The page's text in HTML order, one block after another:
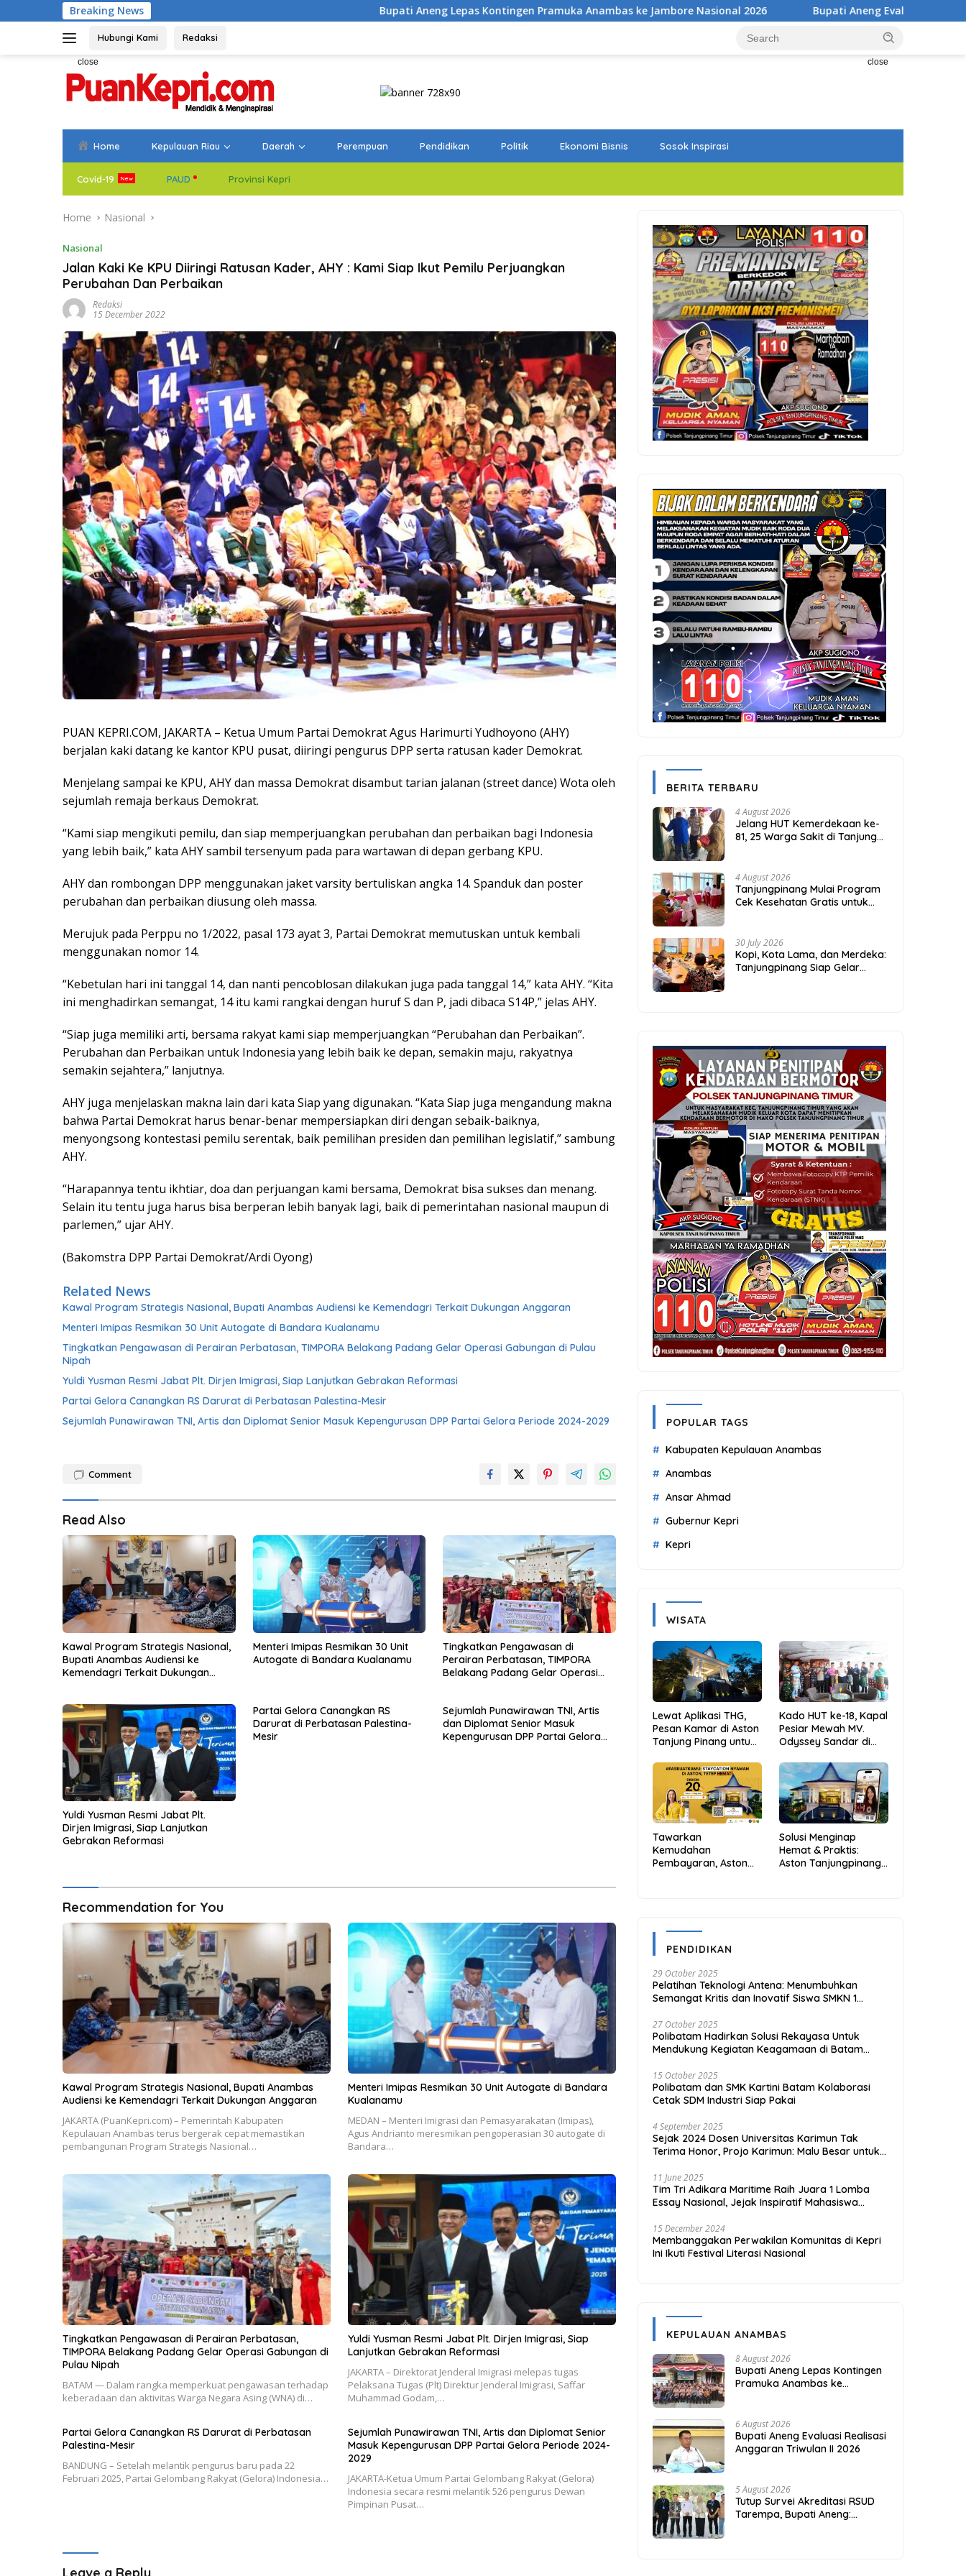
to
Breaking News Bupati Aneng Lepas Kontingen Pramuka Anambas ke Jambore Nasional 2026 Bupati Aneng Evaluasi Realisasi Anggaran Triwulan II
Hubungi Kami Redaksi
close close
Home Kepulauan Riau Daerah Perempuan Pendidikan Politik Ekonomi Bisnis Sosok Inspirasi
Covid-19 PAUD Provinsi Kepri
Home Nasional
Nasional
Jalan Kaki Ke KPU Diiringi Ratusan Kader, AHY : Kami Siap Ikut Pemilu Perjuangkan
Perubahan Dan Perbaikan
Redaksi
15 December 2022
PUAN KEPRI.COM, JAKARTA – Ketua Umum Partai Demokrat Agus Harimurti Yudhoyono (AHY)
berjalan kaki datang ke kantor KPU pusat, diiringi pengurus DPP serta ratusan kader Demokrat.
Menjelang sampai ke KPU, AHY dan massa Demokrat disambut tarian jalanan (street dance) Wota oleh
sejumlah remaja berkaus Demokrat.
“Kami siap mengikuti pemilu, dan siap memperjuangkan perubahan dan perbaikan bagi Indonesia
yang lebih baik,” kata AHY sambil tersenyum pada para wartawan di depan gerbang KPU.
AHY dan rombongan DPP menggunakan jaket varsity bertuliskan angka 14. Spanduk dan poster
perubahan dan perbaikan diusung oleh massa.
Merujuk pada Perppu no 1/2022, pasal 173 ayat 3, Partai Demokrat memutuskan untuk kembali
menggunakan nomor 14.
“Kebetulan hari ini tanggal 14, dan nanti pencoblosan dilakukan juga pada tanggal 14,” kata AHY. “Kita
ini menghadirkan semangat, 14 itu kami rangkai dengan huruf S dan P, jadi dibaca S14P,” jelas AHY.
“Siap juga memiliki arti, bersama rakyat kami siap memperjuangkan “Perubahan dan Perbaikan”.
Perubahan dan Perbaikan untuk Indonesia yang lebih baik ke depan, semakin maju, rakyatnya
semakin sejahtera,” lanjutnya.
AHY juga menjelaskan makna lain dari kata Siap yang digunakan. “Kata Siap juga mengandung makna
bahwa Partai Demokrat harus benar-benar mempersiapkan diri dengan sebaik-baiknya,
menyongsong kontestasi pemilu serentak, baik pemilihan presiden dan pemilihan legislatif,” sambung
AHY.
“Harapannya tentu ikhtiar, doa dan perjuangan kami bersama, Demokrat bisa sukses dan menang.
Selain itu tentu juga harus bisa berperan lebih banyak lagi, baik di pemerintahan nasional maupun di
parlemen,” ujar AHY.
(Bakomstra DPP Partai Demokrat/Ardi Oyong)
Related News
Kawal Program Strategis Nasional, Bupati Anambas Audiensi ke Kemendagri Terkait Dukungan Anggaran
Menteri Imipas Resmikan 30 Unit Autogate di Bandara Kualanamu
Tingkatkan Pengawasan di Perairan Perbatasan, TIMPORA Belakang Padang Gelar Operasi Gabungan di Pulau
Nipah
Yuldi Yusman Resmi Jabat Plt. Dirjen Imigrasi, Siap Lanjutkan Gebrakan Reformasi
Partai Gelora Canangkan RS Darurat di Perbatasan Palestina-Mesir
Sejumlah Punawirawan TNI, Artis dan Diplomat Senior Masuk Kepengurusan DPP Partai Gelora Periode 2024-2029
Comment
Read Also
Kawal Program Strategis Nasional,
Bupati Anambas Audiensi ke
Kemendagri Terkait Dukungan
Menteri Imipas Resmikan 30 Unit
Autogate di Bandara Kualanamu
Tingkatkan Pengawasan di
Perairan Perbatasan, TIMPORA
Belakang Padang Gelar Operasi
Yuldi Yusman Resmi Jabat Plt.
Dirjen Imigrasi, Siap Lanjutkan
Gebrakan Reformasi
Partai Gelora Canangkan RS
Darurat di Perbatasan Palestina-
Mesir
Sejumlah Punawirawan TNI, Artis
dan Diplomat Senior Masuk
Kepengurusan DPP Partai Gelora
Recommendation for You
Kawal Program Strategis Nasional, Bupati Anambas
Audiensi ke Kemendagri Terkait Dukungan Anggaran
JAKARTA (PuanKepri.com) – Pemerintah Kabupaten
Kepulauan Anambas terus bergerak cepat memastikan
pembangunan Program Strategis Nasional…
Menteri Imipas Resmikan 30 Unit Autogate di Bandara
Kualanamu
MEDAN – Menteri Imigrasi dan Pemasyarakatan (Imipas),
Agus Andrianto meresmikan pengoperasian 30 autogate di
Bandara…
Tingkatkan Pengawasan di Perairan Perbatasan,
TIMPORA Belakang Padang Gelar Operasi Gabungan di
Pulau Nipah
BATAM — Dalam rangka memperkuat pengawasan terhadap
keberadaan dan aktivitas Warga Negara Asing (WNA) di…
Yuldi Yusman Resmi Jabat Plt. Dirjen Imigrasi, Siap
Lanjutkan Gebrakan Reformasi
JAKARTA – Direktorat Jenderal Imigrasi melepas tugas
Pelaksana Tugas (Plt) Direktur Jenderal Imigrasi, Saffar
Muhammad Godam,…
Partai Gelora Canangkan RS Darurat di Perbatasan
Palestina-Mesir
BANDUNG – Setelah melantik pengurus baru pada 22
Februari 2025, Partai Gelombang Rakyat (Gelora) Indonesia…
Sejumlah Punawirawan TNI, Artis dan Diplomat Senior
Masuk Kepengurusan DPP Partai Gelora Periode 2024-
2029
JAKARTA-Ketua Umum Partai Gelombang Rakyat (Gelora)
Indonesia secara resmi melantik 526 pengurus Dewan
Pimpinan Pusat…
Leave a Reply
BERITA TERBARU
4 August 2026
Jelang HUT Kemerdekaan ke-
81, 25 Warga Sakit di Tanjung
4 August 2026
Tanjungpinang Mulai Program
Cek Kesehatan Gratis untuk
30 July 2026
Kopi, Kota Lama, dan Merdeka:
Tanjungpinang Siap Gelar
POPULAR TAGS
Kabupaten Kepulauan Anambas
Anambas
Ansar Ahmad
Gubernur Kepri
Kepri
WISATA
Lewat Aplikasi THG,
Pesan Kamar di Aston
Tanjung Pinang untuk
Lebih Praktis dan
Kado HUT ke-18, Kapal
Pesiar Mewah MV.
Odyssey Sandar di
Aneng: Anambas Siap
Mendunia
Tawarkan
Kemudahan
Pembayaran, Aston
Solusi Menginap
Hemat & Praktis:
Aston Tanjungpinang
PENDIDIKAN
29 October 2025
Pelatihan Teknologi Antena: Menumbuhkan
Semangat Kritis dan Inovatif Siswa SMKN 1
27 October 2025
Polibatam Hadirkan Solusi Rekayasa Untuk
Mendukung Kegiatan Keagamaan di Batam
15 October 2025
Polibatam dan SMK Kartini Batam Kolaborasi
Cetak SDM Industri Siap Pakai
4 September 2025
Sejak 2024 Dosen Universitas Karimun Tak
Terima Honor, Projo Karimun: Malu Besar untuk
11 June 2025
Tim Tri Adikara Maritime Raih Juara 1 Lomba
Essay Nasional, Jejak Inspiratif Mahasiswa
15 December 2024
Membanggakan Perwakilan Komunitas di Kepri
Ini Ikuti Festival Literasi Nasional
KEPULAUAN ANAMBAS
8 August 2026
Bupati Aneng Lepas Kontingen
Pramuka Anambas ke
6 August 2026
Bupati Aneng Evaluasi Realisasi
Anggaran Triwulan II 2026
5 August 2026
Tutup Survei Akreditasi RSUD
Tarempa, Bupati Aneng: